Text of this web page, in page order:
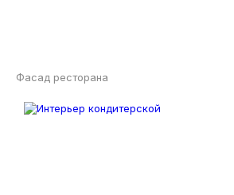
Фасад ресторана